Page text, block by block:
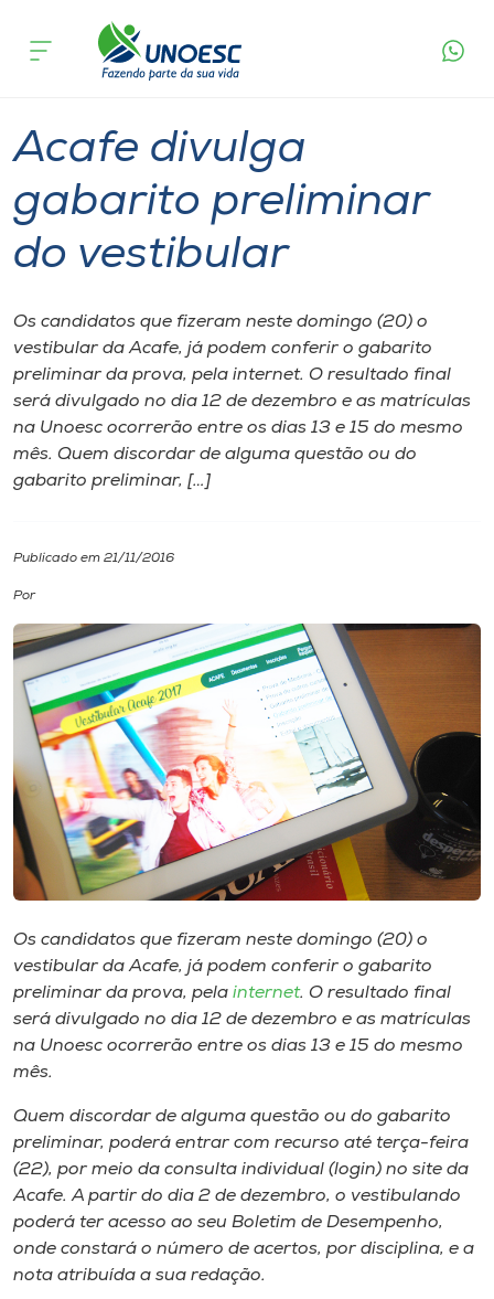
Cursos
Pesquisa
Atendimento ao Estudante
Portal de Ensino
A
Internacionalização
Cultura
CPA
Biblioteca
Editora
Rádio
Museu
Unoesc
Selecione
o idioma
acontece
Acafe divulga
gabarito preliminar
do vestibular
Os candidatos que fizeram neste domingo (20) o
vestibular da Acafe, já podem conferir o gabarito
preliminar da prova, pela internet. O resultado final
será divulgado no dia 12 de dezembro e as matrículas
na Unoesc ocorrerão entre os dias 13 e 15 do mesmo
mês. Quem discordar de alguma questão ou do
gabarito preliminar, […]
Publicado em 21/11/2016
Por
Os candidatos que fizeram neste domingo (20) o
vestibular da Acafe, já podem conferir o gabarito
preliminar da prova, pela internet. O resultado final
será divulgado no dia 12 de dezembro e as matrículas
na Unoesc ocorrerão entre os dias 13 e 15 do mesmo
mês.
Quem discordar de alguma questão ou do gabarito
preliminar, poderá entrar com recurso até terça-feira
(22), por meio da consulta individual (login) no site da
Acafe. A partir do dia 2 de dezembro, o vestibulando
poderá ter acesso ao seu Boletim de Desempenho,
onde constará o número de acertos, por disciplina, e a
nota atribuída a sua redação.